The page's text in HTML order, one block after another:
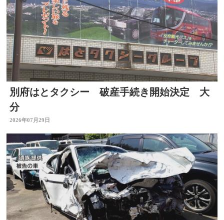
別府はとタクシー 破産手続き開始決定 大
分
2026年07月29日